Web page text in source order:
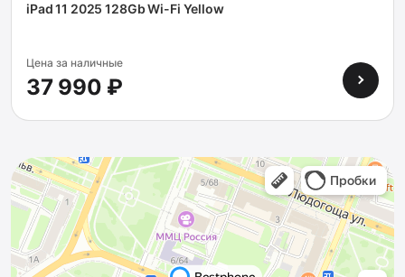
iPad 11 2025 128Gb Wi-Fi Yellow
Цена за наличные
37 990 ₽